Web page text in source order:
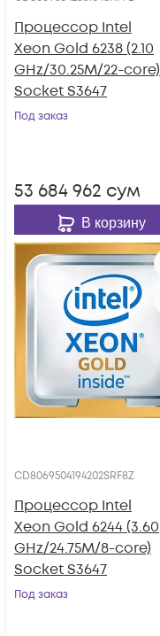
Процессор Intel
Xeon Gold 6238 (2.10
GHz/30.25M/22-core)
Socket S3647
Под заказ
53 684 962 сум
В корзину
CD8069504194202SRF8Z
Процессор Intel
Xeon Gold 6244 (3.60
GHz/24.75M/8-core)
Socket S3647
Под заказ